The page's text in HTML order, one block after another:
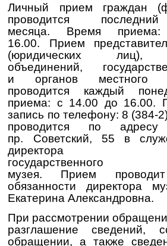
Личный прием граждан
проводится
месяца. Время
16.00. Прием
(юридических лиц),
объединений,
и органов местного
проводится каждый
приема: с 14.00 до 16.00.
запись по телефону: 8 (384-
проводится по
пр. Советский, 55 в
директора
государственного
музея. Прием
обязанности директора
Екатерина Александровна.
При рассмотрении
разглашение сведений,
обращении, а также